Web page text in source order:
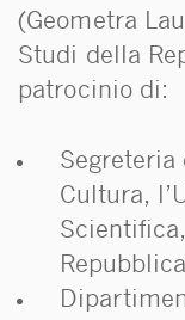
(Geometra
Studi della
patrocinio di:
Segreteria
Cultura,